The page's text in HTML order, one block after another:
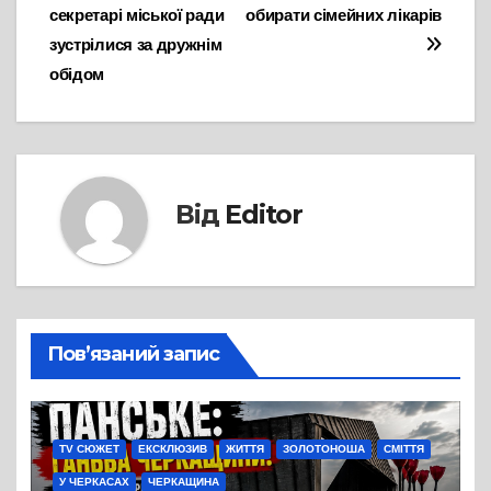
записів
обирати сімейних лікарів
секретарі міської ради
зустрілися за дружнім
обідом
Від Editor
Пов’язаний запис
TV СЮЖЕТ ЕКСКЛЮЗИВ ЖИТТЯ ЗОЛОТОНОША СМІТТЯ
У ЧЕРКАСАХ ЧЕРКАЩИНА